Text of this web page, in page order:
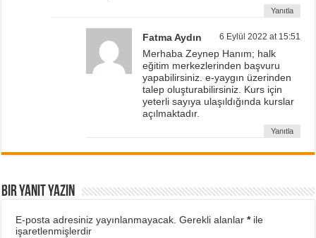
Yanıtla
Fatma Aydın 6 Eylül 2022 at 15:51
Merhaba Zeynep Hanım; halk
eğitim merkezlerinden başvuru
yapabilirsiniz. e-yaygın üzerinden
talep oluşturabilirsiniz. Kurs için
yeterli sayıya ulaşıldığında kurslar
açılmaktadır.
Yanıtla
Bir yanıt yazın
E-posta adresiniz yayınlanmayacak. Gerekli alanlar*ile
işaretlenmişlerdir